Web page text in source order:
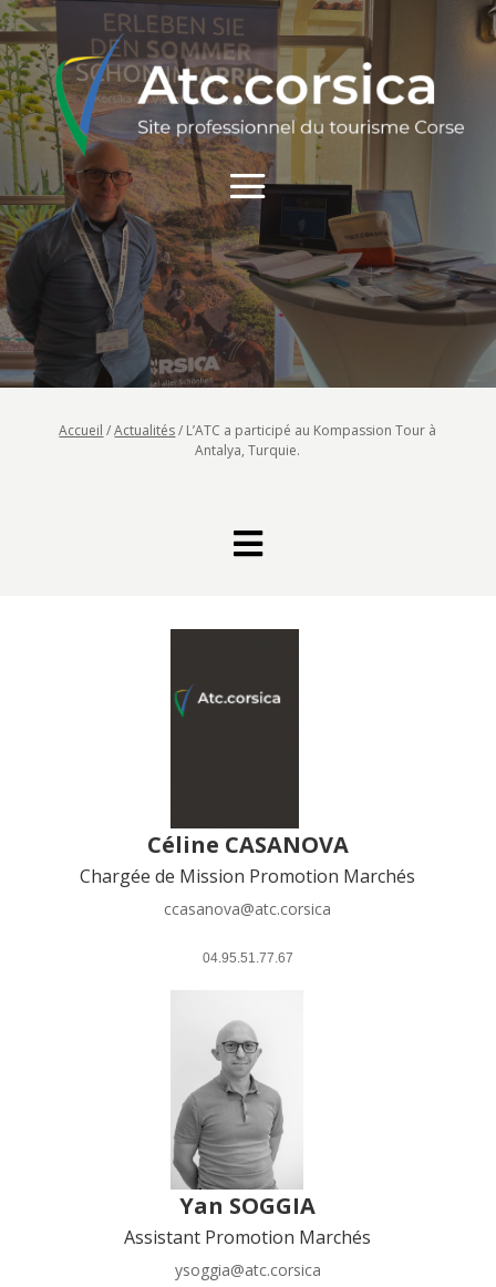
Accueil /Actualités/ L’ATC a participé au Kompassion Tour à
Antalya, Turquie.

Céline CASANOVA
Chargée de Mission Promotion Marchés
ccasanova@atc.corsica
04.95.51.77.67
Yan SOGGIA
Assistant Promotion Marchés
ysoggia@atc.corsica